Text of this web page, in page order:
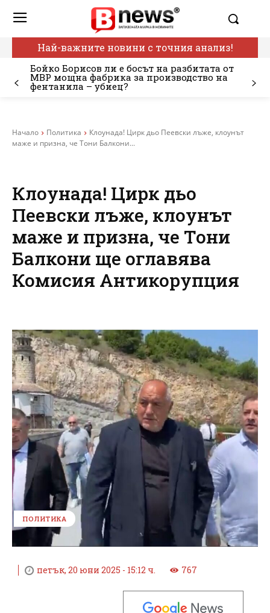
Най-важните новини с точния анализ!
Бойко Борисов ли е босът на разбитата от
МВР мощна фабрика за производство на
фентанила – убиец?
Начало Политика
Клоунада! Цирк дьо Пеевски лъже, клоунът
маже и призна, че Тони Балкони...
Клоунада! Цирк дьо
Пеевски лъже, клоунът
маже и призна, че Тони
Балкони ще оглавява
Комисия Антикорупция
ПОЛИТИКА
петък, 20 юни 2025 - 15:12 ч. 767